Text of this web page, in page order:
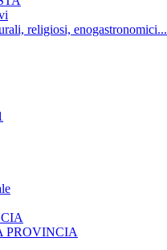
religiosi, enogastronomici...
PROVINCIA